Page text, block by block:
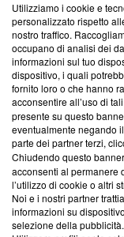
Questa sezione
News, sui nostri
creare news di
‘Trust Project -
ancora membro del
parte; Trust Project
conformità agli
Su di noi
Team editoriale
Corporate
Redazione
Utilizziamo i cookie e
personalizzato rispetto
nostro traffico.
occupano di analisi dei
informazioni sul tuo
dispositivo, i quali
fornito loro o che hanno
acconsentire all’uso di
presente su questo
eventualmente negando
parte dei partner terzi,
Chiudendo questo
acconsenti al permanere
l’utilizzo di cookie o altri
Noi e i nostri partner
informazioni su
selezione della